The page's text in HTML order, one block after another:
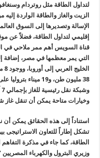
لتداول الطاقة مثل روتردام
الزيت والغاز والطاقة الواردة
الإسالة وتصديرها إلى السوق
إقليمي لتداول الطاقة، فضلاً عن
قناة السويس أهم ممر ملاحي في
التي يمر معظمها في مصر،
38 مليون طن، و19
وخيارات متاحة يمكن أن تنقل
استناداً إلى هذه الحقائق يمكن
تشكل إطاراً للتعاون الاستراتيجى
الطاقة، كما جاء في مذكرة
وزيري البترول والكهرباء